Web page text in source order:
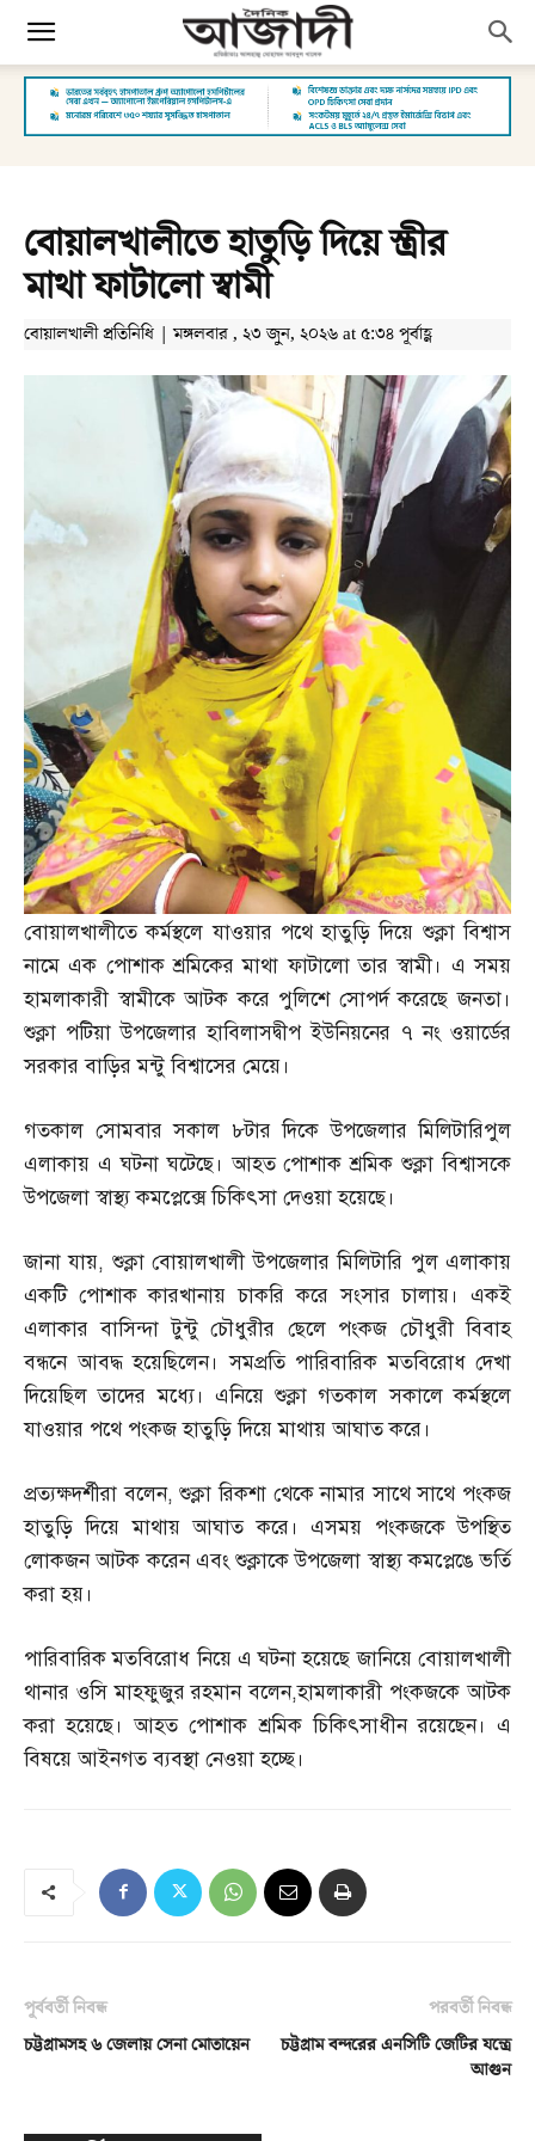
বোয়ালখালীতে হাতুড়ি দিয়ে স্ত্রীর
মাথা ফাটালো স্বামী
বোয়ালখালী প্রতিনিধি | মঙ্গলবার , ২৩ জুন, ২০২৬ at ৫:৩৪ পূর্বাহ্ণ
বোয়ালখালীতে কর্মস্থলে যাওয়ার পথে হাতুড়ি দিয়ে শুক্লা বিশ্বাস
নামে এক পোশাক শ্রমিকের মাথা ফাটালো তার স্বামী। এ সময়
হামলাকারী স্বামীকে আটক করে পুলিশে সোপর্দ করেছে জনতা।
শুক্লা পটিয়া উপজেলার হাবিলাসদ্বীপ ইউনিয়নের ৭ নং ওয়ার্ডের
সরকার বাড়ির মন্টু বিশ্বাসের মেয়ে।
গতকাল সোমবার সকাল ৮টার দিকে উপজেলার মিলিটারিপুল
এলাকায় এ ঘটনা ঘটেছে। আহত পোশাক শ্রমিক শুক্লা বিশ্বাসকে
উপজেলা স্বাস্থ্য কমপ্লেক্সে চিকিৎসা দেওয়া হয়েছে।
জানা যায়, শুক্লা বোয়ালখালী উপজেলার মিলিটারি পুল এলাকায়
একটি পোশাক কারখানায় চাকরি করে সংসার চালায়। একই
এলাকার বাসিন্দা টুন্টু চৌধুরীর ছেলে পংকজ চৌধুরী বিবাহ
বন্ধনে আবদ্ধ হয়েছিলেন। সমপ্রতি পারিবারিক মতবিরোধ দেখা
দিয়েছিল তাদের মধ্যে। এনিয়ে শুক্লা গতকাল সকালে কর্মস্থলে
যাওয়ার পথে পংকজ হাতুড়ি দিয়ে মাথায় আঘাত করে।
প্রত্যক্ষদর্শীরা বলেন,শুক্লা রিকশা থেকে নামার সাথে সাথে পংকজ
হাতুড়ি দিয়ে মাথায় আঘাত করে। এসময় পংকজকে উপস্থিত
লোকজন আটক করেন এবং শুক্লাকে উপজেলা স্বাস্থ্য কমপ্লেঙে ভর্তি
করা হয়।
পারিবারিক মতবিরোধ নিয়ে এ ঘটনা হয়েছে জানিয়ে বোয়ালখালী
থানার ওসি মাহফুজুর রহমান বলেন,হামলাকারী পংকজকে আটক
করা হয়েছে। আহত পোশাক শ্রমিক চিকিৎসাধীন রয়েছেন। এ
বিষয়ে আইনগত ব্যবস্থা নেওয়া হচ্ছে।
পূর্ববর্তী নিবন্ধ
চট্টগ্রামসহ ৬ জেলায় সেনা মোতায়েন
পরবর্তী নিবন্ধ
চট্টগ্রাম বন্দরের এনসিটি জেটির যন্ত্রে
আগুন